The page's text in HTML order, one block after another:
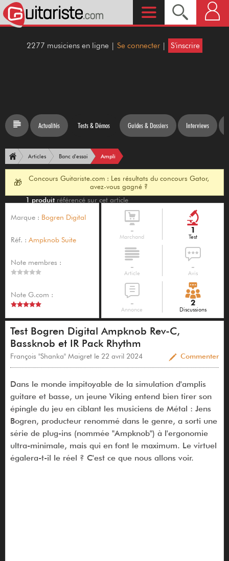
2277 musiciens en ligne | Se connecter | S'inscrire
Actualités Tests & Démos Guides & Dossiers Interviews
Articles Banc d'essai Ampli
🎁
Concours Guitariste.com : Les résultats du concours Gator,
avez-vous gagné ?
1 produit référencé sur cet article
Marque : Bogren Digital
Réf. : Ampknob Suite
Note membres :
Note G.com :
-
Marchand
1
Test
-
Article
-
Avis
-
Annonce
2
Discussions
Test Bogren Digital Ampknob Rev-C,
Bassknob et IR Pack Rhythm
François "Shanka" Maigret le 22 avril 2024 Commenter
Dans le monde impitoyable de la simulation d'amplis
guitare et basse, un jeune Viking entend bien tirer son
épingle du jeu en ciblant les musiciens de Métal : Jens
Bogren, producteur renommé dans le genre, a sorti une
série de plug-ins (nommée "Ampknob") à l'ergonomie
ultra-minimale, mais qui en font le maximum. Le virtuel
égalera-t-il le réel ? C'est ce que nous allons voir.